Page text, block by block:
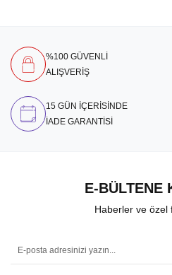
%100 GÜVENLİ
ALIŞVERİŞ
15 GÜN İÇERİSİNDE
İADE GARANTİSİ
E-BÜLTENE
Haberler ve özel